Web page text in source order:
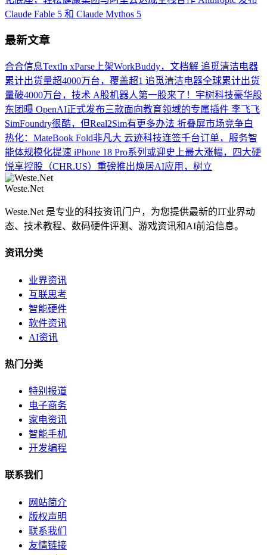
Claude Fable 5 和 Claude Mythos 5
最新文章
合合信息TextIn xParse上架WorkBuddy，文档解 追觅清洁电器
累计出货量超4000万台，覆盖超1 追觅清洁电器全球累计出货
量破4000万台，技术 A股机器人第一股来了！宇树科技豪华股
东团曝 OpenAI正式发布三款面向教育领域的专属插件 李飞飞
SimFoundry很酷，但Real2Sim有更多办法 折叠屏市场竞争白
热化：MateBook Fold非凡大 云迹科技连签千台订单，服务智
能体规模化提速 iPhone 18 Pro系列或迎史上最大涨幅，四大硬
悦享控股（CHR.US）重磅推出焕居AI应用，树立
Weste.Net
Weste.Net 是专业的科技资讯门户，为您提供最新的IT业界动
态、技术教程、数码硬件评测、游戏资讯和AI前沿信息。
资讯分类
业界资讯
互联思考
智能硬件
软件资讯
AI资讯
热门分类
特别报道
电子商务
家电资讯
智能手机
开发编程
联系我们
网站简介
版权声明
联系我们
友情链接